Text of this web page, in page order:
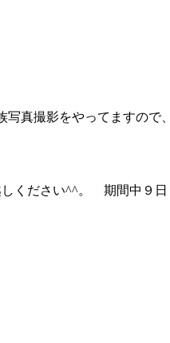
真撮影をやってますの
ください^^。 期間中９